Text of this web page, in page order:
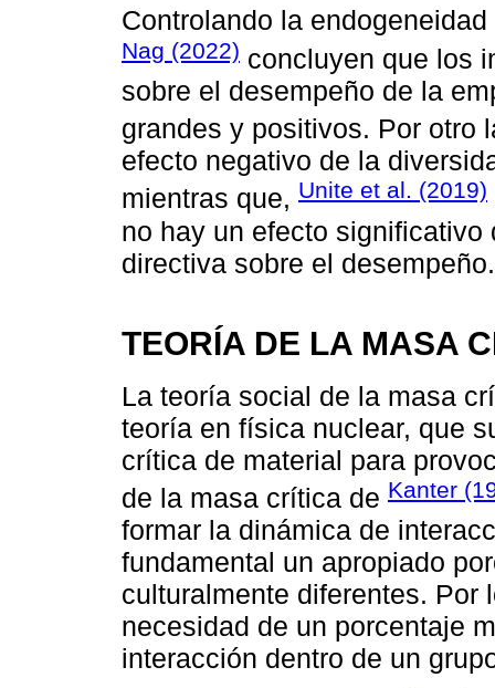
Controlando la
Nag (2022) concluyen que los
sobre el desempeño de la
grandes y positivos. Por otro
efecto negativo de la
mientras que, Unite et al. (2019)
no hay un efecto
directiva sobre el desempeño.
TEORÍA DE LA MASA
La teoría social de la masa
teoría en física nuclear, que
crítica de material para
de la masa crítica de Kanter
formar la dinámica de
fundamental un apropiado
culturalmente diferentes. Por
necesidad de un porcentaje
interacción dentro de un